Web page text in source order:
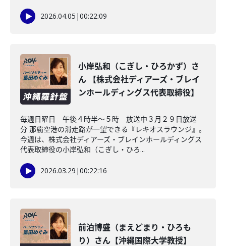
2026.04.05 |00:22:09
小岸弘和（こぎし・ひろかず）さ
ん 【株式会社ディアーズ・ブレイ
ンホールディングス代表取締役】
毎週日曜日 午後４時半～５時 放送中３月２９日放送
分 那覇空港の滑走路が一望できる『レキオスラウンジ』。
今週は、株式会社ディアーズ・ブレインホールディングス
代表取締役の小岸弘和（こぎし・ひろ...
2026.03.29 |00:22:16
前泊博盛（まえどまり・ひろも
り）さん【沖縄国際大学教授】